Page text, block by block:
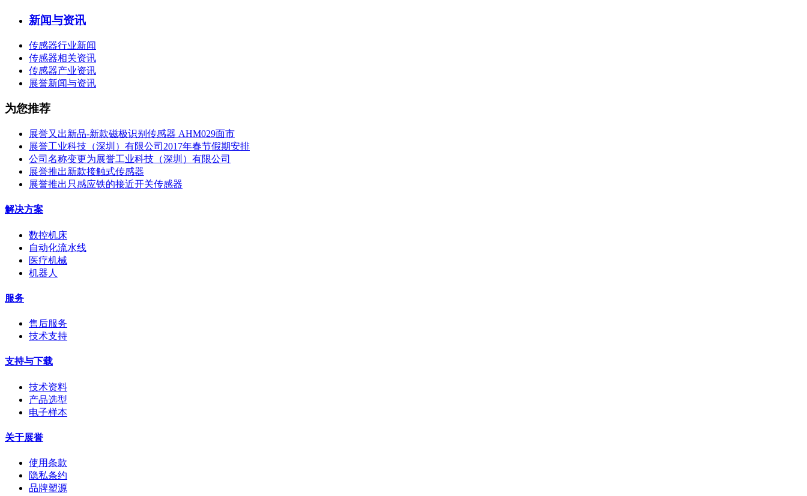
新闻与资讯
传感器行业新闻
传感器相关资讯
传感器产业资讯
展誉新闻与资讯
为您推荐
展誉又出新品-新款磁极识别传感器 AHM029面市
展誉工业科技（深圳）有限公司2017年春节假期安排
公司名称变更为展誉工业科技（深圳）有限公司
展誉推出新款接触式传感器
展誉推出只感应铁的接近开关传感器
解决方案
数控机床
自动化流水线
医疗机械
机器人
服务
售后服务
技术支持
支持与下载
技术资料
产品选型
电子样本
关于展誉
使用条款
隐私条约
品牌塑源